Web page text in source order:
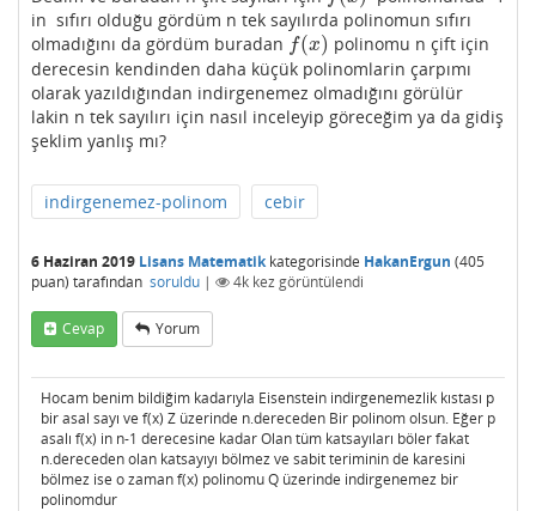
in sıfırı olduğu gördüm n tek sayılırda polinomun sıfırı
olmadığını da gördüm buradan f(x)
f(x)
polinomu n çift için
derecesin kendinden daha küçük polinomlarin çarpımı
olarak yazıldığından indirgenemez olmadığını görülür
lakin n tek sayılırı için nasıl inceleyip göreceğim ya da gidiş
şeklim yanlış mı?
indirgenemez-polinom cebir
6 Haziran 2019 Lisans Matematikkategorisinde HakanErgun (405
puan) tarafından soruldu | 4k kez görüntülendi
Cevap Yorum
Hocam benim bildiğim kadarıyla Eisenstein indirgenemezlik kıstası p
bir asal sayı ve f(x) Z üzerinde n.dereceden Bir polinom olsun. Eğer p
asalı f(x) in n-1 derecesine kadar Olan tüm katsayıları böler fakat
n.dereceden olan katsayıyı bölmez ve sabit teriminin de karesini
bölmez ise o zaman f(x) polinomu Q üzerinde indirgenemez bir
polinomdur